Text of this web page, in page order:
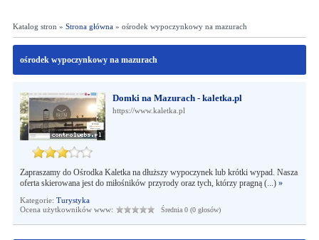
Katalog stron » Strona główna» ośrodek wypoczynkowy na mazurach
ośrodek wypoczynkowy na mazurach
Domki na Mazurach - kaletka.pl
https://www.kaletka.pl
Zapraszamy do Ośrodka Kaletka na dłuższy wypoczynek lub krótki wypad. Nasza
oferta skierowana jest do miłośników przyrody oraz tych, którzy pragną (...) »
Kategorie: Turystyka
Ocena użytkowników www:
Średnia 0 (0 głosów)